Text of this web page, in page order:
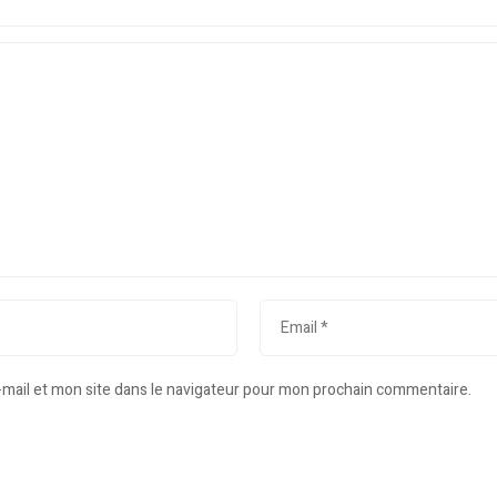
et mon site dans le navigateur pour mon prochain commentaire.